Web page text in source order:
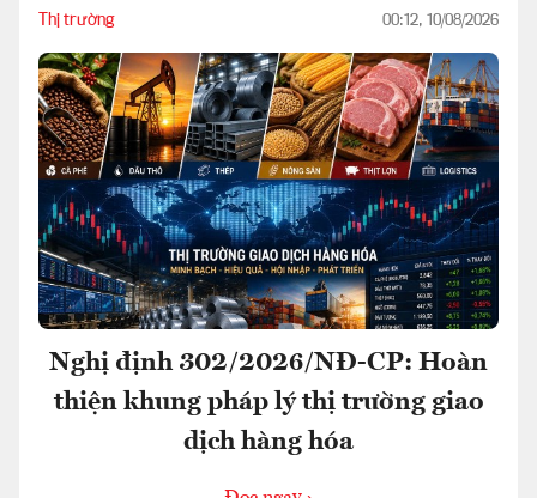
Thị trường 00:12, 10/08/2026
Nghị định 302/2026/NĐ-CP: Hoàn
thiện khung pháp lý thị trường giao
dịch hàng hóa